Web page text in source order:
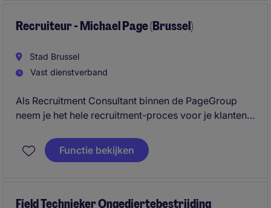
Recruiteur - Michael Page (Brussel)
Stad Brussel
Vast dienstverband
Als Recruitment Consultant binnen de PageGroup
neem je het hele recruitment-proces voor je klanten
kandidaten en bouwt je business uit tot een succes.
Functie bekijken
Field Technieker Ongediertebestrijding